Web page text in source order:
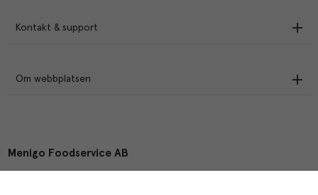
Kontakt & support
Om webbplatsen
Menigo Foodservice AB